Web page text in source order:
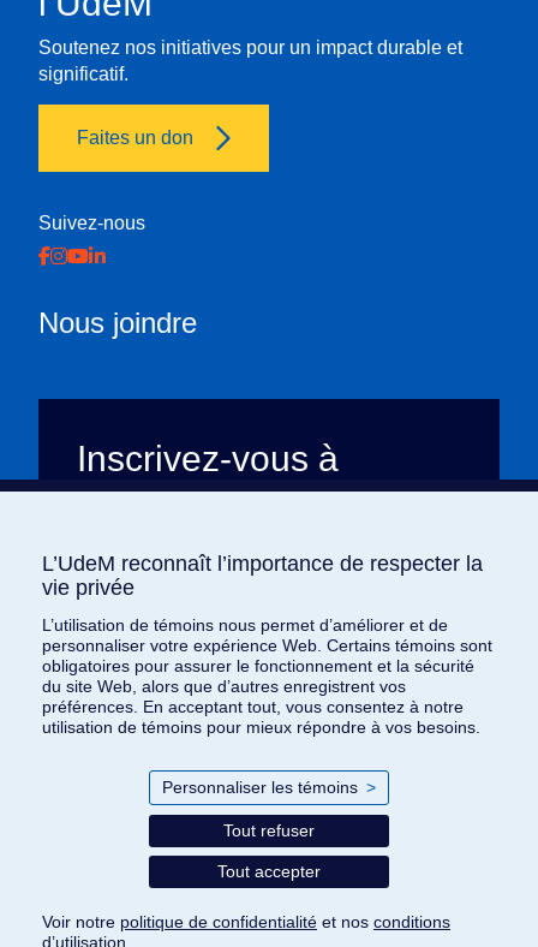
Soutenez nos initiatives pour un impact durable et
significatif.
Faites un don
Suivez-nous
Nous joindre
Inscrivez-vous à
l’infolettre
livrée chaque mois à votre adresse
courriel. Plongez dans nos récits de
courage, de générosité, et découvrez
comment nous changeons le monde, une
histoire à la fois.
Je m'abonne
Conditions d’utilisation
Politique de confidentialité
Documents de référence
L’UdeM reconnaît l’importance de respecter la
vie privée
L’utilisation de témoins nous permet d’améliorer et de
personnaliser votre expérience Web. Certains témoins sont
obligatoires pour assurer le fonctionnement et la sécurité
du site Web, alors que d’autres enregistrent vos
préférences. En acceptant tout, vous consentez à notre
utilisation de témoins pour mieux répondre à vos besoins.
Personnaliser les témoins >
Tout refuser
Tout accepter
Voir notre politique de confidentialité et nos conditions
d’utilisation
L’UdeM reconnaît l’importance de respecter la
vie privée
L’utilisation de témoins nous permet d’améliorer et de
personnaliser votre expérience Web. Certains témoins sont
obligatoires pour assurer le fonctionnement et la sécurité
du site Web, alors que d’autres enregistrent vos
préférences. En acceptant tout, vous consentez à notre
utilisation de témoins pour mieux répondre à vos besoins.
Personnaliser les témoins >
Tout refuser
Tout accepter
Voir notre politique de confidentialité et nos conditions
d’utilisation